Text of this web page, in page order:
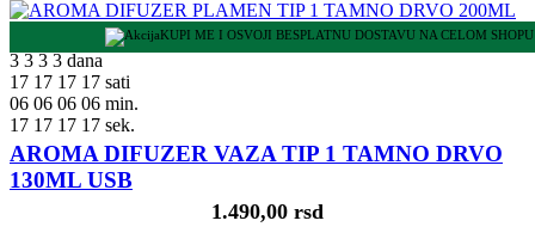
KUPI ME I OSVOJI BESPLATNU DOSTAVU NA CELOM SHOPU
3 3 3 3 dana
17 17 17 17 sati
06 06 06 06 min.
16 16 16 16 sek.
AROMA DIFUZER VAZA TIP 1 TAMNO DRVO
130ML USB
1.490,00 rsd